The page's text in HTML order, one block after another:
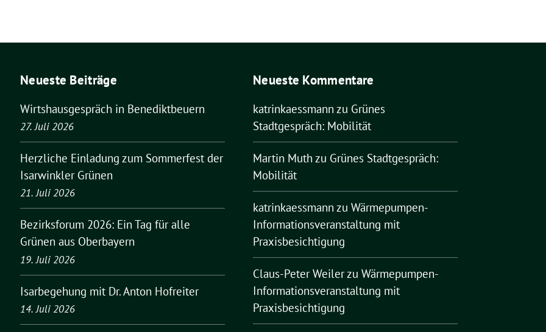
Neueste Beiträge
Wirtshausgespräch in Benediktbeuern
27. Juli 2026
Herzliche Einladung zum Sommerfest der
Isarwinkler Grünen
21. Juli 2026
Bezirksforum 2026: Ein Tag für alle
Grünen aus Oberbayern
19. Juli 2026
Isarbegehung mit Dr. Anton Hofreiter
14. Juli 2026
Neueste Kommentare
katrinkaessmann zu Grünes
Stadtgespräch: Mobilität
Martin Muth zu Grünes Stadtgespräch:
Mobilität
katrinkaessmann zu Wärmepumpen-
Informationsveranstaltung mit
Praxisbesichtigung
Claus-Peter Weilerzu Wärmepumpen-
Informationsveranstaltung mit
Praxisbesichtigung